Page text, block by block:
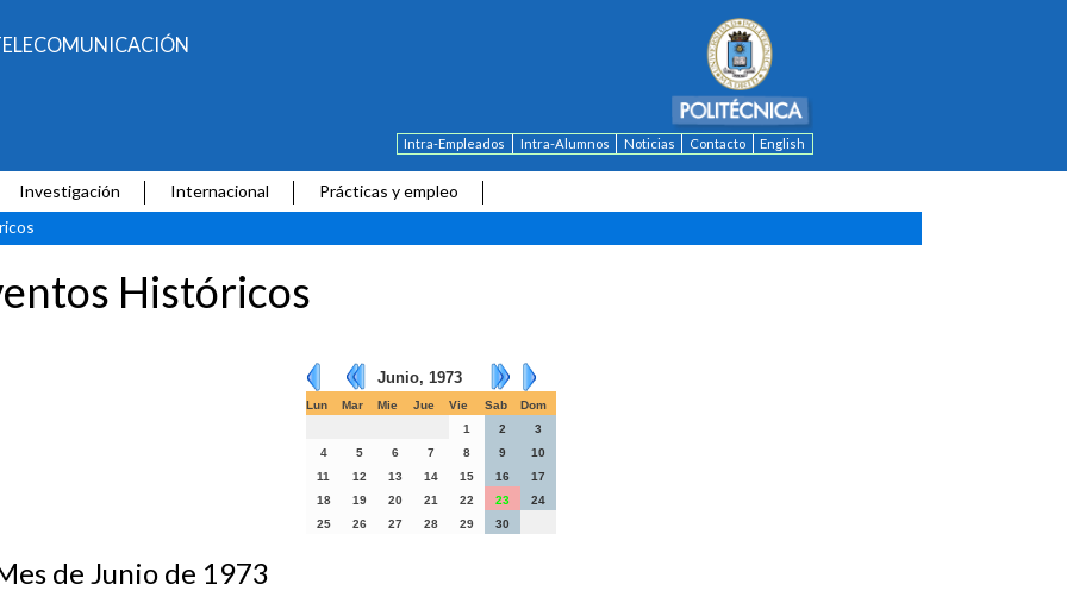
Intra-Empleados Intra-Alumnos Noticias Contacto English
Investigación Internacional
Prácticas y empleo
Históricos
Junio, 1973
Lun Mar Mie Jue Vie Sab
Dom
1
2
3
4
5 6 7 8 9
10
11
12 13 14 15 16
17
18
19 20 21 22 23
24
25
26 27 28 29 30
de Junio de 1973